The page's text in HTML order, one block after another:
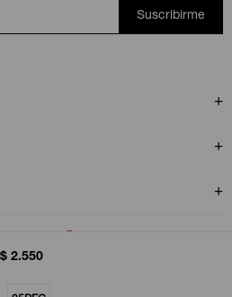
$ 2.550
Suscribirme